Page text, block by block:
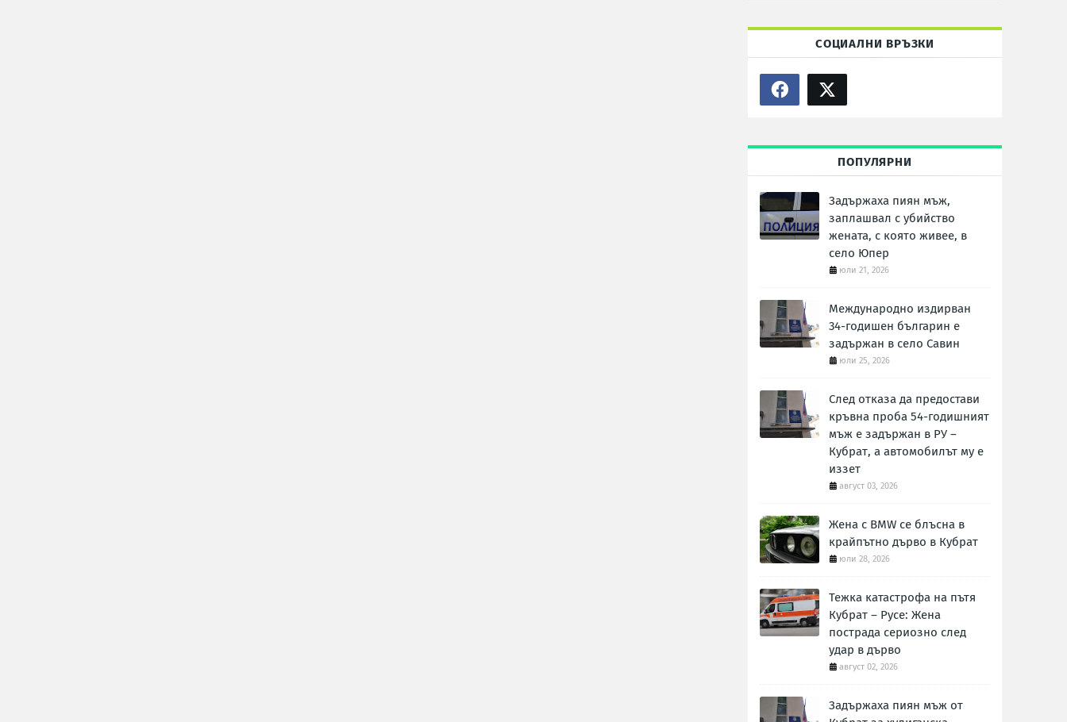
СОЦИАЛНИ ВРЪЗКИ
ПОПУЛЯРНИ
Задържаха пиян мъж,
заплашвал с убийство
жената, с която живее, в
село Юпер
юли 21, 2026
Международно издирван
34-годишен българин е
задържан в село Савин
юли 25, 2026
След отказа да предостави
кръвна проба 54-годишният
мъж е задържан в РУ –
Кубрат, а автомобилът му е
иззет
август 03, 2026
Жена с BMW се блъсна в
крайпътно дърво в Кубрат
юли 28, 2026
Тежка катастрофа на пътя
Кубрат – Русе: Жена
пострада сериозно след
удар в дърво
август 02, 2026
Задържаха пиян мъж от